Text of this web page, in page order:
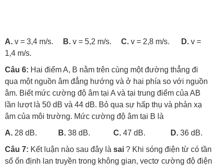
A. v = 3,4 m/s. B. v = 5,2 m/s. C. v = 2,8 m/s. D. v =
1,4 m/s.
Câu 6: Hai điểm A, B nằm trên cùng một đường thẳng đi
qua một nguồn âm đẳng hướng và ở hai phía so với nguồn
âm. Biết mức cường độ âm tại A và tại trung điểm của AB
lần lượt là 50 dB và 44 dB. Bỏ qua sự hấp thụ và phản xạ
âm của môi trường. Mức cường độ âm tại B là
A. 28 dB. B. 38 dB. C. 47 dB. D. 36 dB.
Câu 7: Kết luận nào sau đây là sai ? Khi sóng điện từ có tần
số ổn định lan truyền trong không gian, vectơ cường độ điện